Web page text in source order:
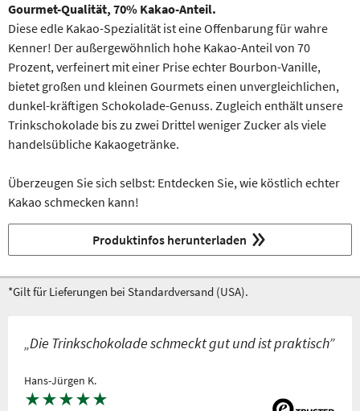
Gourmet-Qualität, 70% Kakao-Anteil.
Diese edle Kakao-Spezialität ist eine Offenbarung für wahre
Kenner! Der außergewöhnlich hohe Kakao-Anteil von 70
Prozent, verfeinert mit einer Prise echter Bourbon-Vanille,
bietet großen und kleinen Gourmets einen unvergleichlichen,
dunkel-kräftigen Schokolade-Genuss. Zugleich enthält unsere
Trinkschokolade bis zu zwei Drittel weniger Zucker als viele
handelsübliche Kakaogetränke.
Überzeugen Sie sich selbst: Entdecken Sie, wie köstlich echter
Kakao schmecken kann!
Produktinfos herunterladen
*Gilt für Lieferungen bei Standardversand (USA).
„Die Trinkschokolade schmeckt gut und ist praktisch”
Hans-Jürgen K.
★★★★★